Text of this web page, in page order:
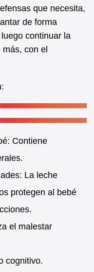
que necesita,
de forma
continuar la
más, con el
Contiene
La leche
protegen al bebé
el malestar
cognitivo.